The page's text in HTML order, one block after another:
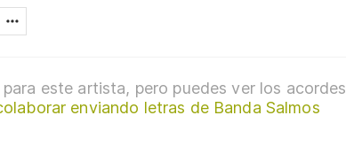
este artista, pero puedes ver los acordes
enviando letras de Banda Salmos